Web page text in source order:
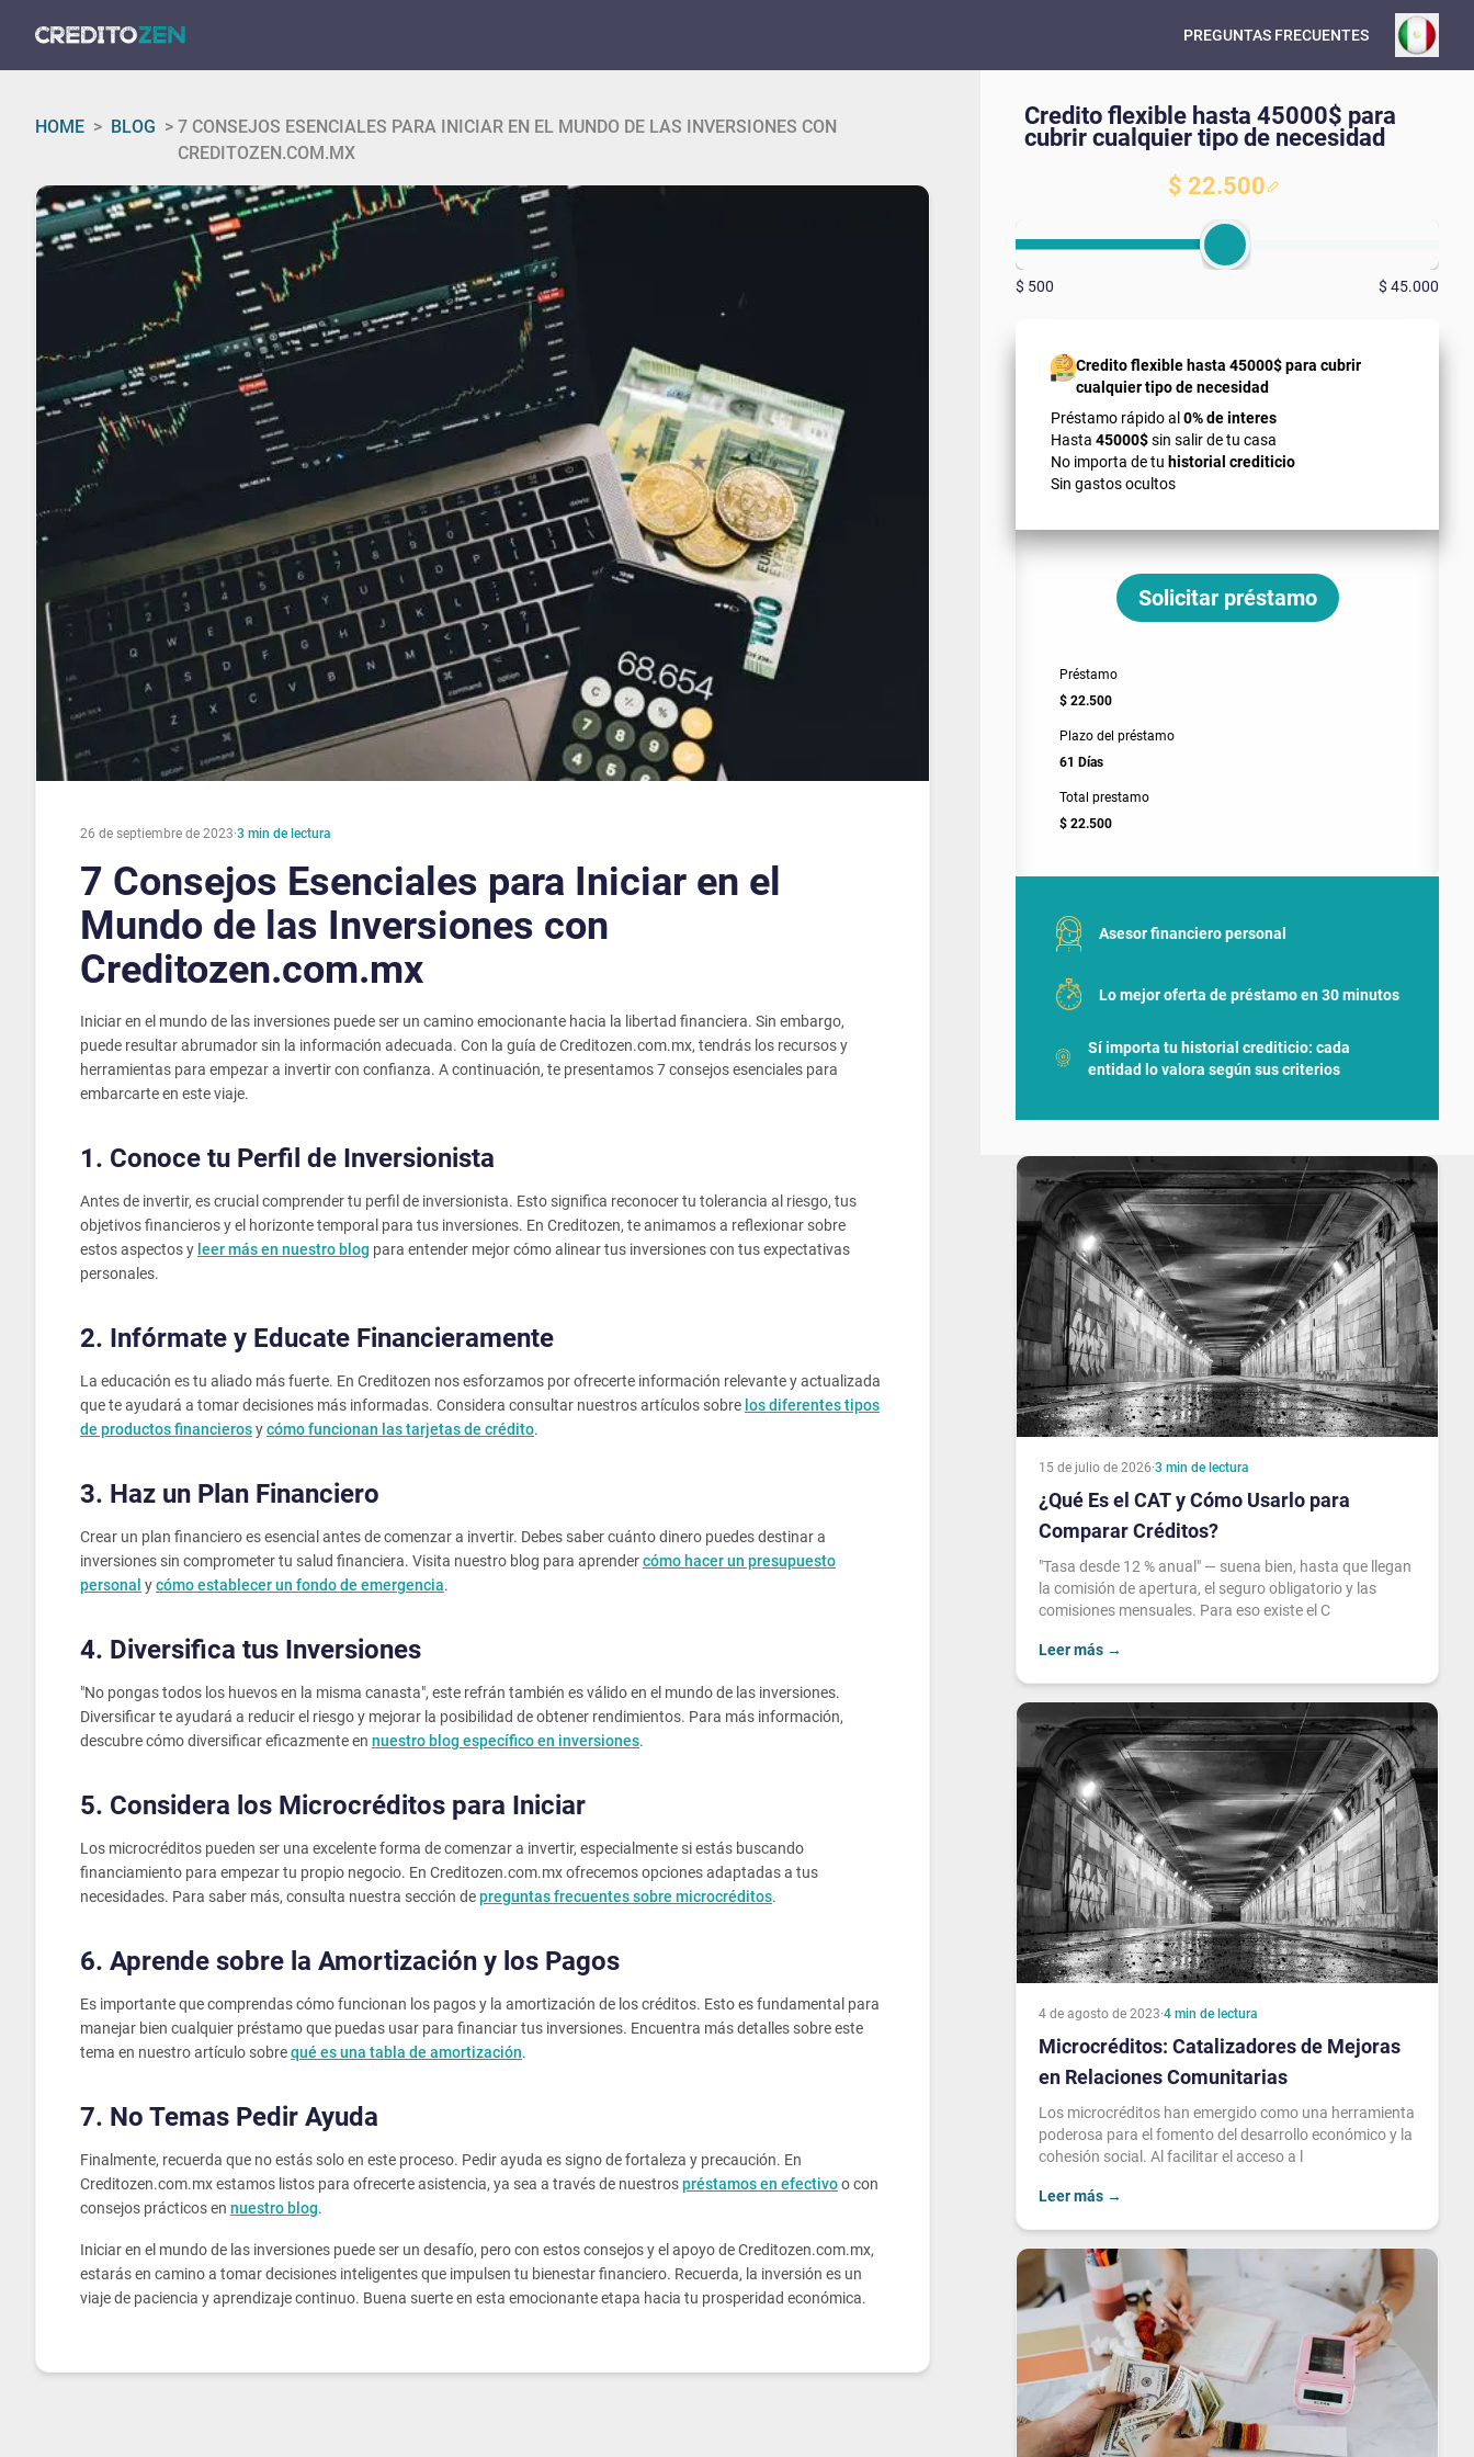
PREGUNTAS FRECUENTES
HOME > BLOG > 7 CONSEJOS ESENCIALES PARA INICIAR EN EL MUNDO DE LAS INVERSIONES CON
CREDITOZEN.COM.MX
26 de septiembre de 2023·3 min de lectura
7 Consejos Esenciales para Iniciar en el
Mundo de las Inversiones con
Creditozen.com.mx
Iniciar en el mundo de las inversiones puede ser un camino emocionante hacia la libertad financiera. Sin embargo,
puede resultar abrumador sin la información adecuada. Con la guía de Creditozen.com.mx, tendrás los recursos y
herramientas para empezar a invertir con confianza. A continuación, te presentamos 7 consejos esenciales para
embarcarte en este viaje.
1. Conoce tu Perfil de Inversionista
Antes de invertir, es crucial comprender tu perfil de inversionista. Esto significa reconocer tu tolerancia al riesgo, tus
objetivos financieros y el horizonte temporal para tus inversiones. En Creditozen, te animamos a reflexionar sobre
estos aspectos y leer más en nuestro blog para entender mejor cómo alinear tus inversiones con tus expectativas
personales.
2. Infórmate y Educate Financieramente
La educación es tu aliado más fuerte. En Creditozen nos esforzamos por ofrecerte información relevante y actualizada
que te ayudará a tomar decisiones más informadas. Considera consultar nuestros artículos sobre los diferentes tipos
de productos financierosycómo funcionan las tarjetas de crédito.
3. Haz un Plan Financiero
Crear un plan financiero es esencial antes de comenzar a invertir. Debes saber cuánto dinero puedes destinar a
inversiones sin comprometer tu salud financiera. Visita nuestro blog para aprendercómo hacer un presupuesto
personal ycómo establecer un fondo de emergencia.
4. Diversifica tus Inversiones
"No pongas todos los huevos en la misma canasta", este refrán también es válido en el mundo de las inversiones.
Diversificar te ayudará a reducir el riesgo y mejorar la posibilidad de obtener rendimientos. Para más información,
descubre cómo diversificar eficazmente en nuestro blog específico en inversiones.
5. Considera los Microcréditos para Iniciar
Los microcréditos pueden ser una excelente forma de comenzar a invertir, especialmente si estás buscando
financiamiento para empezar tu propio negocio. En Creditozen.com.mx ofrecemos opciones adaptadas a tus
necesidades. Para saber más, consulta nuestra sección depreguntas frecuentes sobre microcréditos.
6. Aprende sobre la Amortización y los Pagos
Es importante que comprendas cómo funcionan los pagos y la amortización de los créditos. Esto es fundamental para
manejar bien cualquier préstamo que puedas usar para financiar tus inversiones. Encuentra más detalles sobre este
tema en nuestro artículo sobrequé es una tabla de amortización.
7. No Temas Pedir Ayuda
Finalmente, recuerda que no estás solo en este proceso. Pedir ayuda es signo de fortaleza y precaución. En
Creditozen.com.mx estamos listos para ofrecerte asistencia, ya sea a través de nuestrospréstamos en efectivoo con
consejos prácticos en nuestro blog.
Iniciar en el mundo de las inversiones puede ser un desafío, pero con estos consejos y el apoyo de Creditozen.com.mx,
estarás en camino a tomar decisiones inteligentes que impulsen tu bienestar financiero. Recuerda, la inversión es un
viaje de paciencia y aprendizaje continuo. Buena suerte en esta emocionante etapa hacia tu prosperidad económica.
Credito flexible hasta 45000$ para
cubrir cualquier tipo de necesidad
$ 22.500
$ 500 $ 45.000
Credito flexible hasta 45000$ para cubrir
cualquier tipo de necesidad
Préstamo rápido al0% de interes
Hasta 45000$sin salir de tu casa
No importa de tu historial crediticio
Sin gastos ocultos
Solicitar préstamo
Préstamo
$ 22.500
Plazo del préstamo
61 Días
Total prestamo
$ 22.500
Asesor financiero personal
Lo mejor oferta de préstamo en 30 minutos
Sí importa tu historial crediticio: cada
entidad lo valora según sus criterios
15 de julio de 2026·3 min de lectura
¿Qué Es el CAT y Cómo Usarlo para
Comparar Créditos?
"Tasa desde 12 % anual" — suena bien, hasta que llegan
la comisión de apertura, el seguro obligatorio y las
comisiones mensuales. Para eso existe el C
Leer más →
4 de agosto de 2023·4 min de lectura
Microcréditos: Catalizadores de Mejoras
en Relaciones Comunitarias
Los microcréditos han emergido como una herramienta
poderosa para el fomento del desarrollo económico y la
cohesión social. Al facilitar el acceso a l
Leer más →